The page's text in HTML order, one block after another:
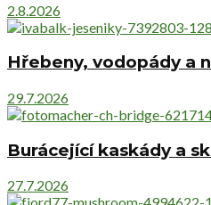
2.8.2026
Hřebeny, vodopády a
29.7.2026
Burácející kaskády a
27.7.2026